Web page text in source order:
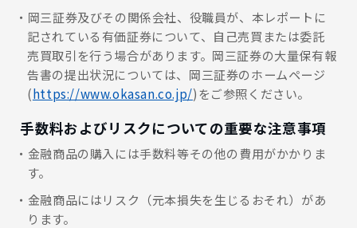
岡三証券及びその関係会社、役職員が、本レポートに
記されている有価証券について、自己売買または委託
売買取引を行う場合があります。岡三証券の大量保有報
告書の提出状況については、岡三証券のホームページ
(https://www.okasan.co.jp/)をご参照ください。
手数料およびリスクについての重要な注意事項
金融商品の購入には手数料等その他の費用がかかりま
す。
金融商品にはリスク（元本損失を生じるおそれ）があ
ります。